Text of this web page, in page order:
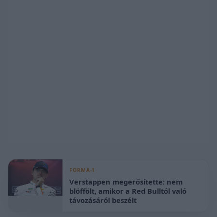
FORMA-1
Verstappen megerősítette: nem
blöffölt, amikor a Red Bulltól való
távozásáról beszélt